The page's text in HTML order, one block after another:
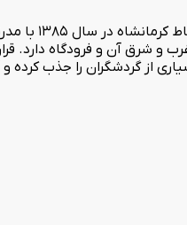
هتل شیک
و شرق آن و فرودگاه
از گردشگران را جذب کرده و